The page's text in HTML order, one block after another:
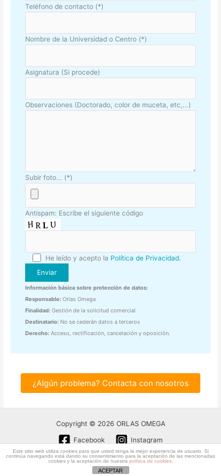
Teléfono de contacto (*)
Nombre de la Universidad o Centro (*)
Asignatura (Si procede)
Observaciones (Doctorado, color de muceta, etc,...)
Subir foto... (*)
Antispam: Escribe el siguiente código
He leído y acepto la Política de Privacidad.
Información básica sobre protección de datos:
Responsable: Orlas Omega
Finalidad: Gestión de la solicitud comercial
Destinatario: No se cederán datos a terceros
Derecho: Acceso, rectificación, cancelación y oposición.
¿Algún problema? Contacta con nosotros
Copyright © 2026 ORLAS OMEGA
Facebook Instagram
Condiciones generales|Aviso legal|Privacidad
Este sitio web utiliza cookies para que usted tenga la mejor experiencia de usuario. Si
continúa navegando está dando su consentimiento para la aceptación de las mencionadas
cookies y la aceptación de nuestra política de cookies.
ACEPTAR